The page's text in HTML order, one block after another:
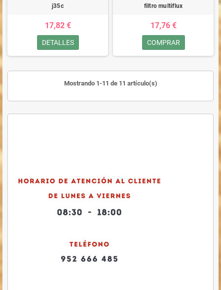
j35c
17,82 €
DETALLES
filtro multiflux
17,76 €
COMPRAR
Mostrando 1-11 de 11 artículo(s)